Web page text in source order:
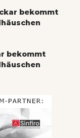
bekommt
bekommt